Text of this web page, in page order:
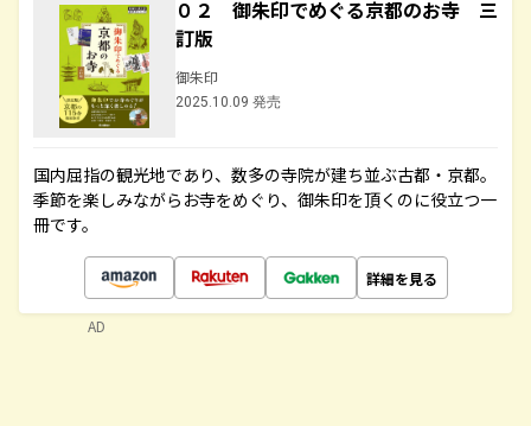
０２ 御朱印でめぐる京都のお寺 三
訂版
御朱印
2025.10.09 発売
国内屈指の観光地であり、数多の寺院が建ち並ぶ古都・京都。
季節を楽しみながらお寺をめぐり、御朱印を頂くのに役立つ一
冊です。
詳細を見る
AD